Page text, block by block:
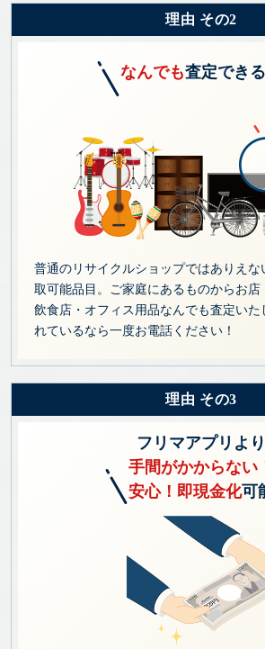
理由 その2
なんでも査定できる
普通のリサイクルショップではありえな
取可能品目。ご家庭にあるものからお店
飲食店・オフィス用品なんでも査定いた
れているなら一度お電話ください！
理由 その3
フリマアプリより
手間がかからない
安心！即現金化可